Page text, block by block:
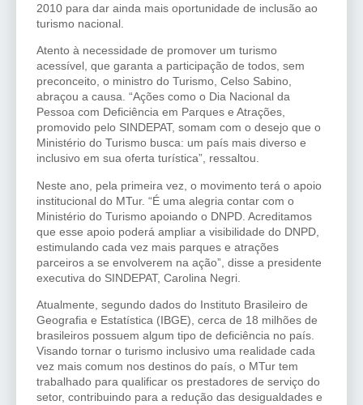
2010 para dar ainda mais oportunidade de inclusão ao
turismo nacional.
Atento à necessidade de promover um turismo
acessível, que garanta a participação de todos, sem
preconceito, o ministro do Turismo, Celso Sabino,
abraçou a causa. “Ações como o Dia Nacional da
Pessoa com Deficiência em Parques e Atrações,
promovido pelo SINDEPAT, somam com o desejo que o
Ministério do Turismo busca: um país mais diverso e
inclusivo em sua oferta turística”, ressaltou.
Neste ano, pela primeira vez, o movimento terá o apoio
institucional do MTur. “É uma alegria contar com o
Ministério do Turismo apoiando o DNPD. Acreditamos
que esse apoio poderá ampliar a visibilidade do DNPD,
estimulando cada vez mais parques e atrações
parceiros a se envolverem na ação”, disse a presidente
executiva do SINDEPAT, Carolina Negri.
Atualmente, segundo dados do Instituto Brasileiro de
Geografia e Estatística (IBGE), cerca de 18 milhões de
brasileiros possuem algum tipo de deficiência no país.
Visando tornar o turismo inclusivo uma realidade cada
vez mais comum nos destinos do país, o MTur tem
trabalhado para qualificar os prestadores de serviço do
setor, contribuindo para a redução das desigualdades e